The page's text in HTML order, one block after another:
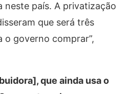
neste país. A privatização
que será três
o governo comprar”,
que ainda usa o